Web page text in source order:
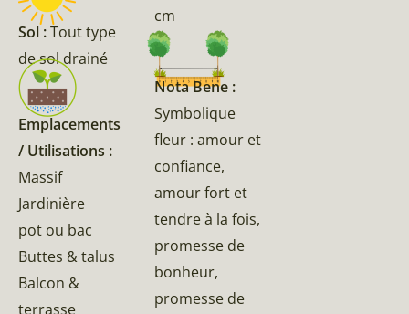
Sol :Tout type
de sol drainé
Emplacements
/ Utilisations :
Massif
Jardinière
pot ou bac
Buttes & talus
Balcon &
terrasse
cm
Nota Bene :
Symbolique
fleur : amour et
confiance,
amour fort et
tendre à la fois,
promesse de
bonheur,
promesse de